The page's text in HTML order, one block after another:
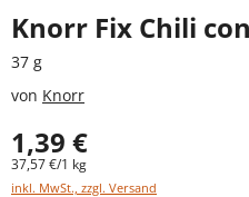
Knorr Fix Chili
37 g
von Knorr
1,39 €
37,57 €/1 kg
inkl. MwSt., zzgl. Versand